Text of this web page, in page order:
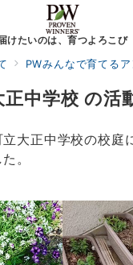
けたいのは、育つよろこび
PWみんなで育てる
正中学校 の活
大正中学校の校庭
。